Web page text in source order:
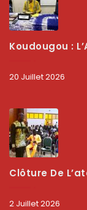
Koudougou : L’ARCEP Renforce Le Dialogue Avec Les Associations De Consommateurs Pour Mieux Protéger Les
20 Juillet 2026
Clôture De L’atelier National : L’ARCEP Et Les Collectivités Territoriales Consolident Leur Partenariat Pour Booster La Qualité Des
2 Juillet 2026